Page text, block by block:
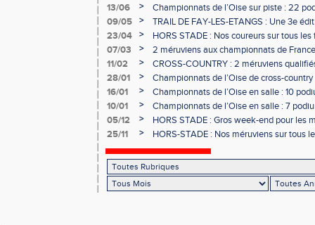
13/06
>
Championnats de l’Oise sur piste : 22
09/05
>
TRAIL DE FAY-LES-ETANGS : Une 3e
23/04
>
HORS STADE : Nos coureurs sur tous les
07/03
>
2 méruviens aux championnats de
11/02
>
CROSS-COUNTRY : 2 méruviens
France !
28/01 >
Championnats de l’Oise de cross-
l’EAC Méru !
16/01 >
Championnats de l’Oise en salle : 10
10/01
>
Championnats de l’Oise en salle : 7
05/12
>
HORS STADE : Gros week-end pour les
25/11
> HORS-STADE : Nos méruviens sur tous